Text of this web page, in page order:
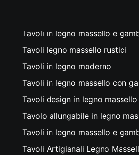
Tavoli in legno massello e
Tavoli legno massello rustici
Tavoli in legno moderno
Tavoli in legno massello con
Tavoli design in legno massello
Tavolo allungabile in legno
Tavoli in legno massello e
Tavoli Artigianali Legno